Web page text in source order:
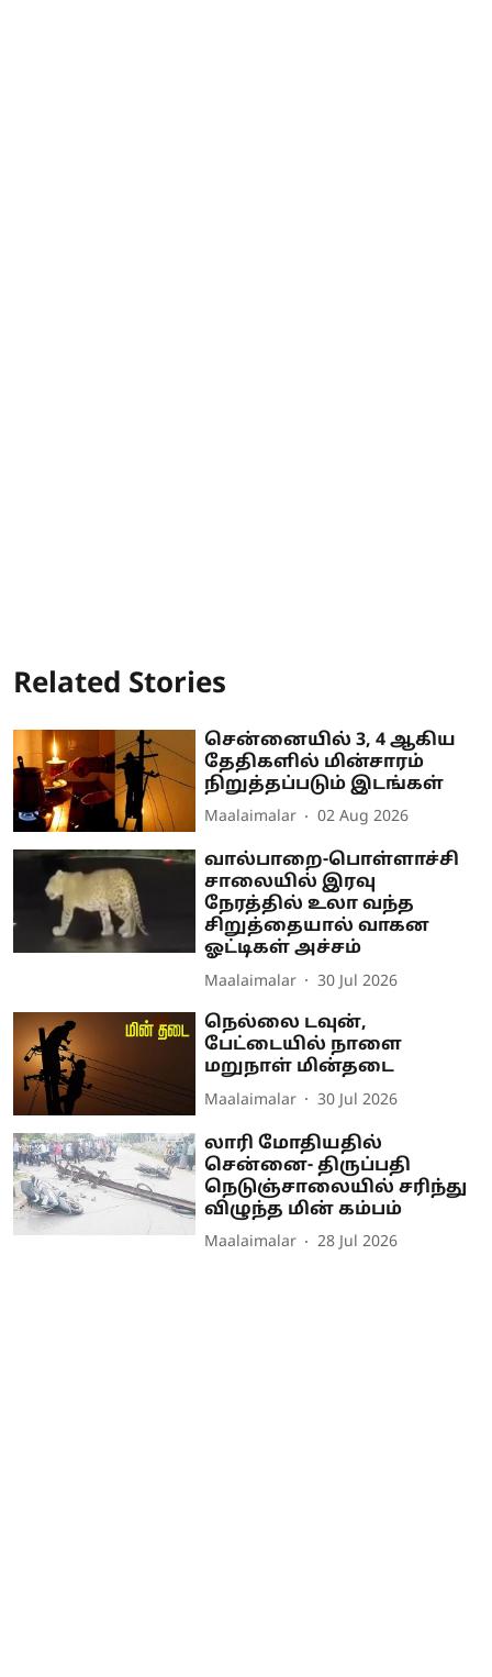
Related Stories
சென்னையில் 3, 4 ஆகிய
தேதிகளில் மின்சாரம்
நிறுத்தப்படும் இடங்கள்
Maalaimalar 02 Aug 2026
வால்பாறை-பொள்ளாச்சி
சாலையில் இரவு
நேரத்தில் உலா வந்த
சிறுத்தையால் வாகன
ஓட்டிகள் அச்சம்
Maalaimalar 30 Jul 2026
நெல்லை டவுன்,
பேட்டையில் நாளை
மறுநாள் மின்தடை
Maalaimalar 30 Jul 2026
லாரி மோதியதில்
சென்னை- திருப்பதி
நெடுஞ்சாலையில் சரிந்து
விழுந்த மின் கம்பம்
Maalaimalar 28 Jul 2026